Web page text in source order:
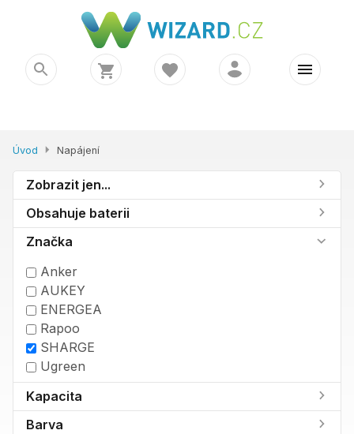
Úvod Napájení
Zobrazit jen...
Obsahuje baterii
Značka
Anker
AUKEY
ENERGEA
Rapoo
SHARGE
Ugreen
Kapacita
Barva